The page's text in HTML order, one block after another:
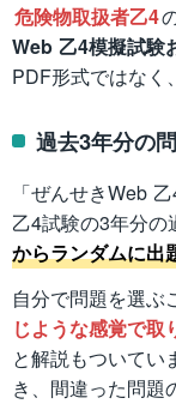
危険物取扱者乙4
Web 乙4模擬試験
PDF形式ではなく
過去3年分の
「ぜんせきWeb
乙4試験の3年分の
からランダムに出
自分で問題を選ぶ
じような感覚で取
と解説もついてい
き、間違った問題